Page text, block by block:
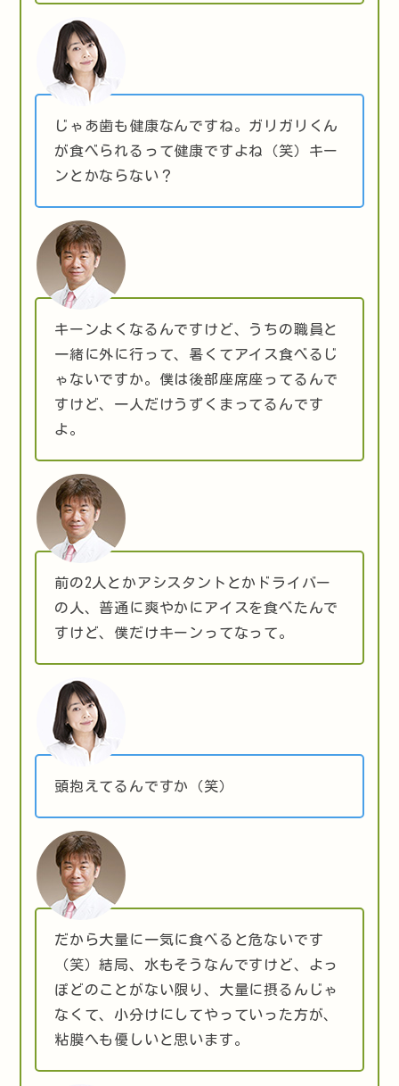
じゃあ歯も健康なんですね。ガリガリくん
が食べられるって健康ですよね（笑）キー
ンとかならない？
キーンよくなるんですけど、うちの職員と
一緒に外に行って、暑くてアイス食べるじ
ゃないですか。僕は後部座席座ってるんで
すけど、一人だけうずくまってるんです
よ。
前の2人とかアシスタントとかドライバー
の人、普通に爽やかにアイスを食べたんで
すけど、僕だけキーンってなって。
頭抱えてるんですか（笑）
だから大量に一気に食べると危ないです
（笑）結局、水もそうなんですけど、よっ
ぽどのことがない限り、大量に摂るんじゃ
なくて、小分けにしてやっていった方が、
粘膜へも優しいと思います。